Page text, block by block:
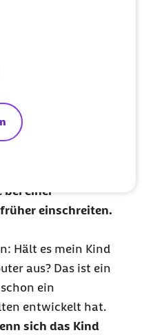
Krankenhäuser bei
Sie können
oder
Kliniksuche ist
sein, wenn Eltern
einer
einschreiten.
Hält es mein Kind
aus? Das ist ein
ein
entwickelt hat.
sich das Kind